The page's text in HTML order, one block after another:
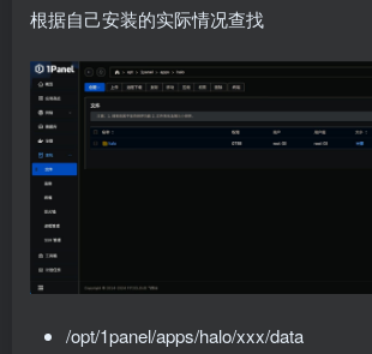
根据自己安装的实际情况查找
/opt/1panel/apps/halo/xxx/data